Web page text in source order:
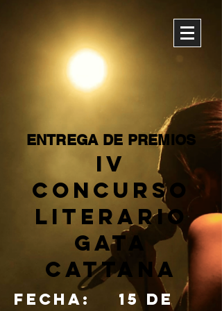
ENTREGA DE PREMIOS
IV
CONCURSO
LITERARIO
GATA
CATTANA
fecha: 15 de